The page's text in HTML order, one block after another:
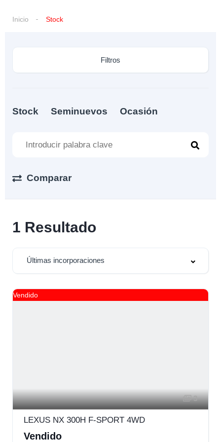
Inicio Stock
Filtros
Stock Seminuevos Ocasión
Comparar
1 Resultado
Últimas incorporaciones
Vendido
3
LEXUS NX 300H F-SPORT 4WD
Vendido